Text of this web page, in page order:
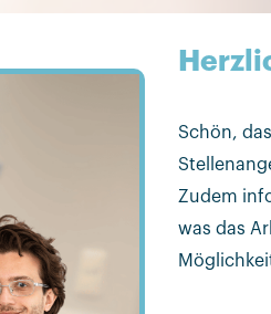
Schön,
Zudem
was das